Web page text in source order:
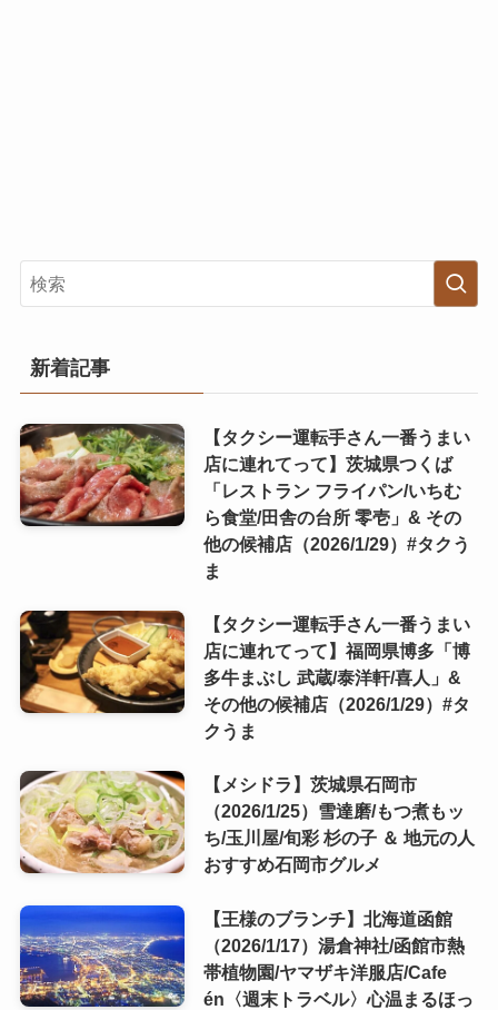
新着記事
【タクシー運転手さん一番うまい
店に連れてって】茨城県つくば
「レストラン フライパン/いちむ
ら食堂/田舎の台所 零壱」& その
他の候補店（2026/1/29）#タクう
ま
【タクシー運転手さん一番うまい
店に連れてって】福岡県博多「博
多牛まぶし 武蔵/泰洋軒/喜人」&
その他の候補店（2026/1/29）#タ
クうま
【メシドラ】茨城県石岡市
（2026/1/25）雪達磨/もつ煮もッ
ち/玉川屋/旬彩 杉の子 ＆ 地元の人
おすすめ石岡市グルメ
【王様のブランチ】北海道函館
（2026/1/17）湯倉神社/函館市熱
帯植物園/ヤマザキ洋服店/Cafe
én〈週末トラベル〉心温まるほっ